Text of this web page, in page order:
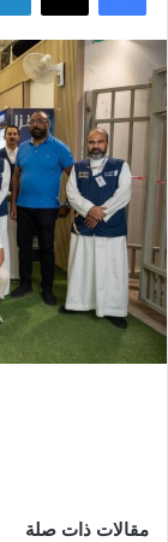
مقالات ذات صلة